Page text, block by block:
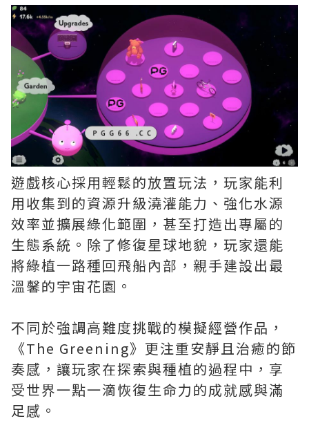
遊戲核心採用輕鬆的放置玩法，玩家能利
用收集到的資源升級澆灌能力、強化水源
效率並擴展綠化範圍，甚至打造出專屬的
生態系統。除了修復星球地貌，玩家還能
將綠植一路種回飛船內部，親手建設出最
溫馨的宇宙花園。
不同於強調高難度挑戰的模擬經營作品，
《The Greening》更注重安靜且治癒的節
奏感，讓玩家在探索與種植的過程中，享
受世界一點一滴恢復生命力的成就感與滿
足感。